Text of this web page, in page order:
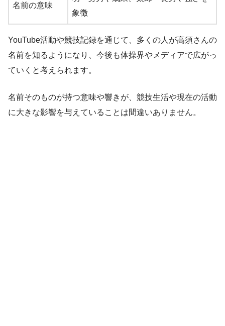
名前の意味
象徴
YouTube活動や競技記録を通じて、多くの人が高須さんの
名前を知るようになり、今後も体操界やメディアで広がっ
ていくと考えられます。
名前そのものが持つ意味や響きが、競技生活や現在の活動
に大きな影響を与えていることは間違いありません。